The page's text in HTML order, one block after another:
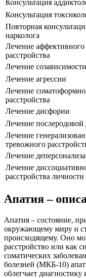
Консультация
Консультация
Повторная
нарколога
Лечение аффективного
расстройства
Лечение созависимости
Лечение агрессии
Лечение
расстройства
Лечение дисфории
Лечение послеродовой
Лечение
тревожного
Лечение
Лечение
расстройства личности
Апатия –
Апатия – состояние,
окружающему миру и
происходящему. Оно
расстройство или как
соматических
болезней (МКБ-10)
облегчает диагностику